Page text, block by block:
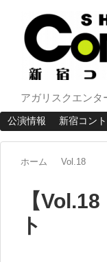
アガリスクエン
公演情報 新宿コン
ホーム Vol.18
【
ト